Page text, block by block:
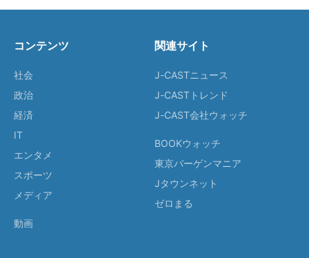
コンテンツ
社会
政治
経済
IT
エンタメ
スポーツ
メディア
動画
関連サイト
J-CASTニュース
J-CASTトレンド
J-CAST会社ウォッチ
BOOKウォッチ
東京バーゲンマニア
Jタウンネット
ゼロまる